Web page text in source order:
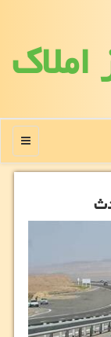
املاك
منو